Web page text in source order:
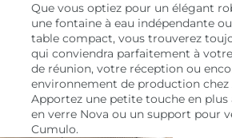
Que vous optiez pour un élégant
une fontaine à eau indépendante
table compact, vous trouverez
qui conviendra parfaitement à
de réunion, votre réception ou
environnement de production chez
Apportez une petite touche en plus
en verre Nova ou un support pour
Cumulo.